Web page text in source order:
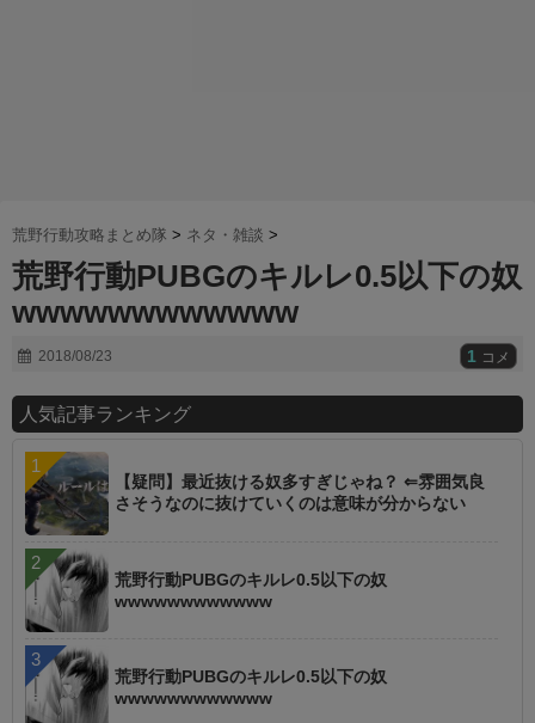
荒野行動攻略まとめ隊 > ネタ・雑談 >
荒野行動PUBGのキルレ0.5以下の奴
wwwwwwwwwwww
2018/08/23 1 コメ
人気記事ランキング
【疑問】最近抜ける奴多すぎじゃね？ ⇐雰囲気良
さそうなのに抜けていくのは意味が分からない
荒野行動PUBGのキルレ0.5以下の奴
wwwwwwwwwwww
荒野行動PUBGのキルレ0.5以下の奴
wwwwwwwwwwww